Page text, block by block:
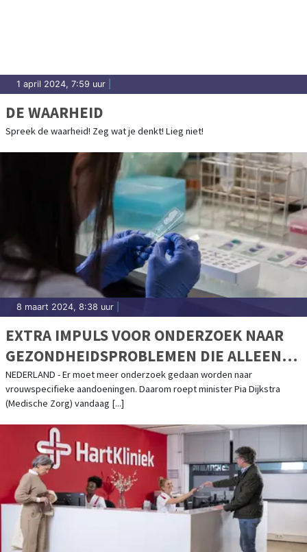
1 april 2024, 7:59 uur
DE WAARHEID
Spreek de waarheid! Zeg wat je denkt! Lieg niet!
8 maart 2024, 8:38 uur
EXTRA IMPULS VOOR ONDERZOEK NAAR
GEZONDHEIDSPROBLEMEN DIE ALLEEN
VROUWEN HEBBEN
NEDERLAND - Er moet meer onderzoek gedaan worden naar
vrouwspecifieke aandoeningen. Daarom roept minister Pia Dijkstra
(Medische Zorg) vandaag [...]